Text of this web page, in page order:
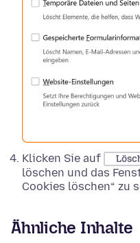
Klicken Sie auf
löschen und das
Cookies löschen“ zu
Ähnliche Inhalte